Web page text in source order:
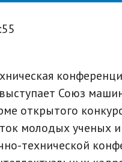
Союз
открытого
молодых ученых
технической